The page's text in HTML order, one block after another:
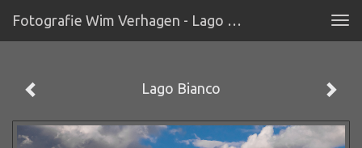
Fotografie Wim Verhagen - Lago Bianco
Lago Bianco